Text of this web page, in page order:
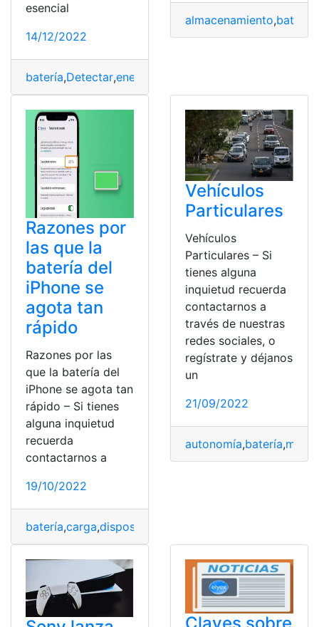
esencial
14/12/2022
batería,Detectar,energía
almacenamiento,batería
Razones por
las que la
batería del
iPhone se
agota tan
rápido
Razones por las
que la batería del
iPhone se agota tan
rápido – Si tienes
alguna inquietud
recuerda
contactarnos a
19/10/2022
batería,carga,dispositivo
Vehículos
Particulares
Vehículos
Particulares – Si
tienes alguna
inquietud recuerda
contactarnos a
través de nuestras
redes sociales, o
regístrate y déjanos
un
21/09/2022
autonomía,batería,marca